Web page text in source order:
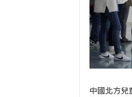
中國北方兒